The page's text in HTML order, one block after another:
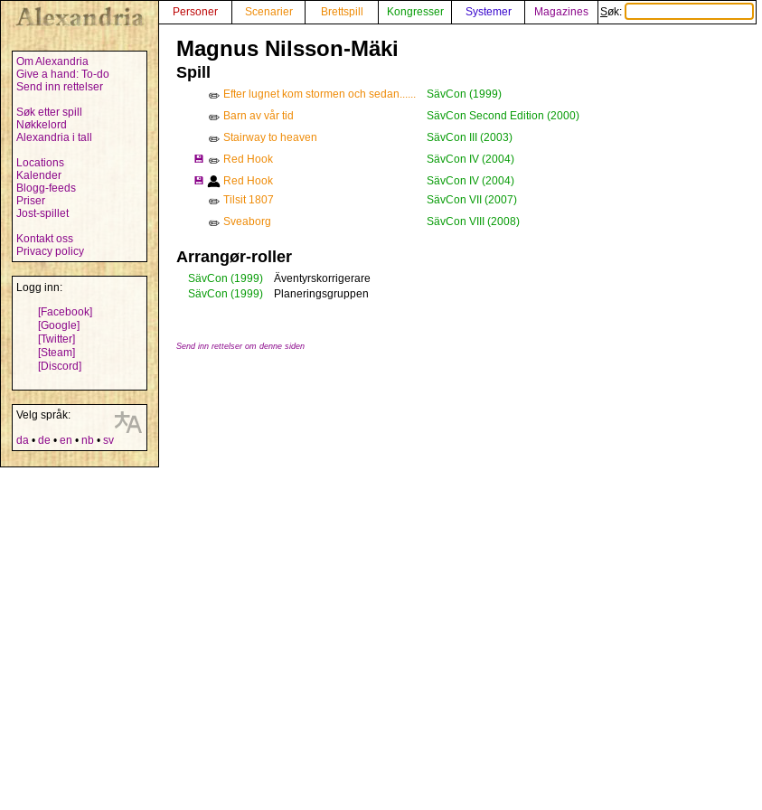
Om Alexandria
Give a hand: To-do
Send inn rettelser
Søk etter spill
Nøkkelord
Alexandria i tall
Locations
Kalender
Blogg-feeds
Priser
Jost-spillet
Kontakt oss
Privacy policy
Logg inn:
[Facebook]
[Google]
[Twitter]
[Steam]
[Discord]
Velg språk:
da • de • en • nb • sv
Personer Scenarier Brettspill Kongresser Systemer Magazines Søk:
Magnus Nilsson-Mäki
Spill
✏️ Efter lugnet kom stormen och sedan......
SävCon (1999)
✏️ Barn av vår tid
SävCon Second Edition (2000)
✏️ Stairway to heaven
SävCon III (2003)
💾 ✏️ Red Hook
SävCon IV (2004)
💾
Red Hook
SävCon IV (2004)
✏️ Tilsit 1807
SävCon VII (2007)
✏️ Sveaborg SävCon VIII (2008)
Arrangør-roller
SävCon (1999)
Äventyrskorrigerare
SävCon (1999) Planeringsgruppen
Send inn rettelser om denne siden